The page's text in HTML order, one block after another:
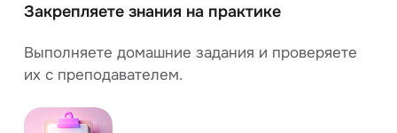
Закрепляете знания на практике
Выполняете домашние задания и проверяете
их с преподавателем.